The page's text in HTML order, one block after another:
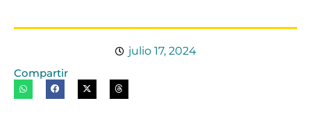
julio 17, 2024
Compartir